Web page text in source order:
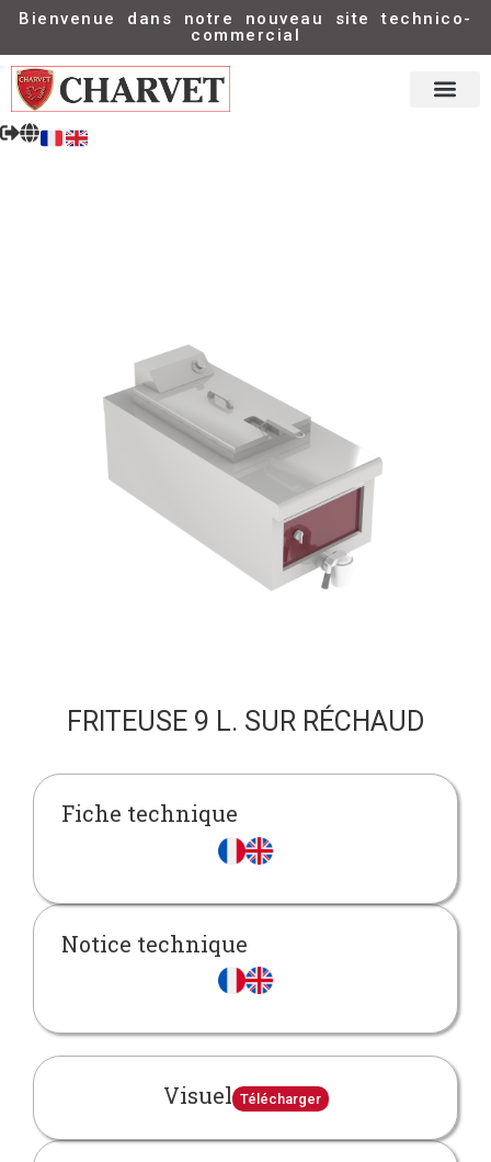
Bienvenue dans notre nouveau site technico-
commercial
FRITEUSE 9 L. SUR RÉCHAUD
Fiche technique
Notice technique
Visuel Télécharger